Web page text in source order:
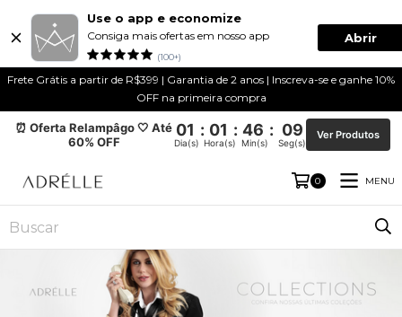
Use o app e economize
Consiga mais ofertas em nosso app
(100+)
Abrir
Frete Grátis a partir de R$399 | Garantia de 2 anos | Inscreva-se e ganhe 10%
OFF na primeira compra
⏰ Oferta Relampâgo 🤍 Até
60% OFF
01 : 01 : 46 : 08
Dia(s) Hora(s) Min(s) Seg(s)
Ver Produtos
0 MENU